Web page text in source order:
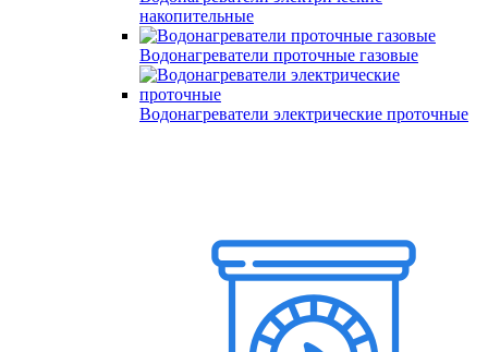
накопительные
Водонагреватели проточные газовые
Водонагреватели электрические проточные